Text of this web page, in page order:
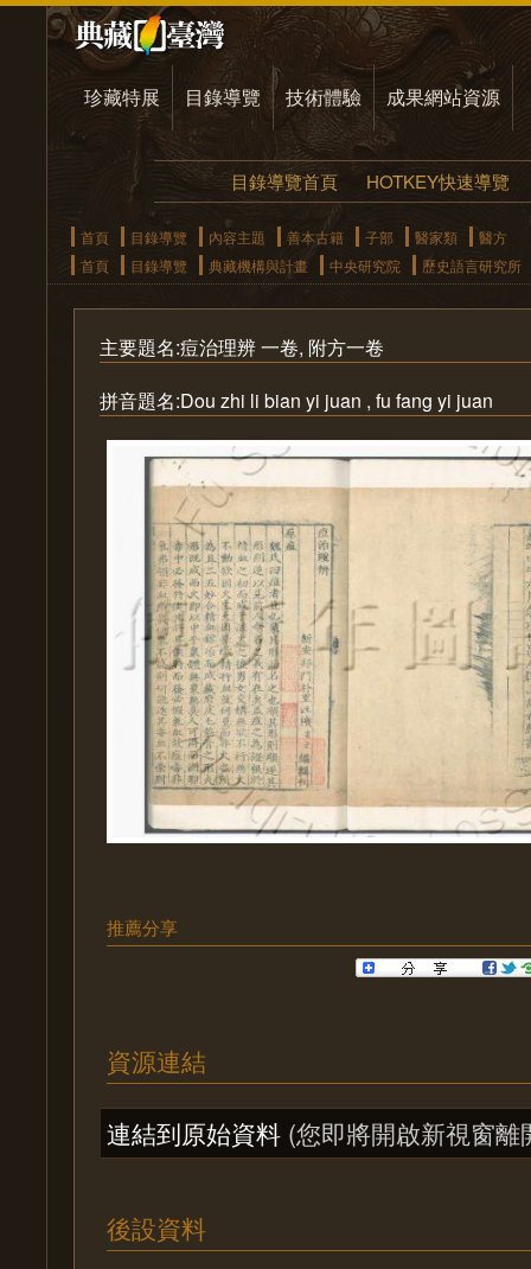
珍藏特展 目錄導覽 技術體驗 成果網站資源
目錄導覽首頁 HOTKEY快速導覽
首頁 目錄導覽 內容主題 善本古籍 子部 醫家類
醫方
首頁
目錄導覽 典藏機構與計畫 中央研究院 歷史語言研究所
主要題名:痘治理辨 一卷, 附方一卷
拼音題名:Dou zhi li bian yi juan , fu fang yi juan
推薦分享
資源連結
連結到原始資料 (您即將開啟新視窗離
後設資料